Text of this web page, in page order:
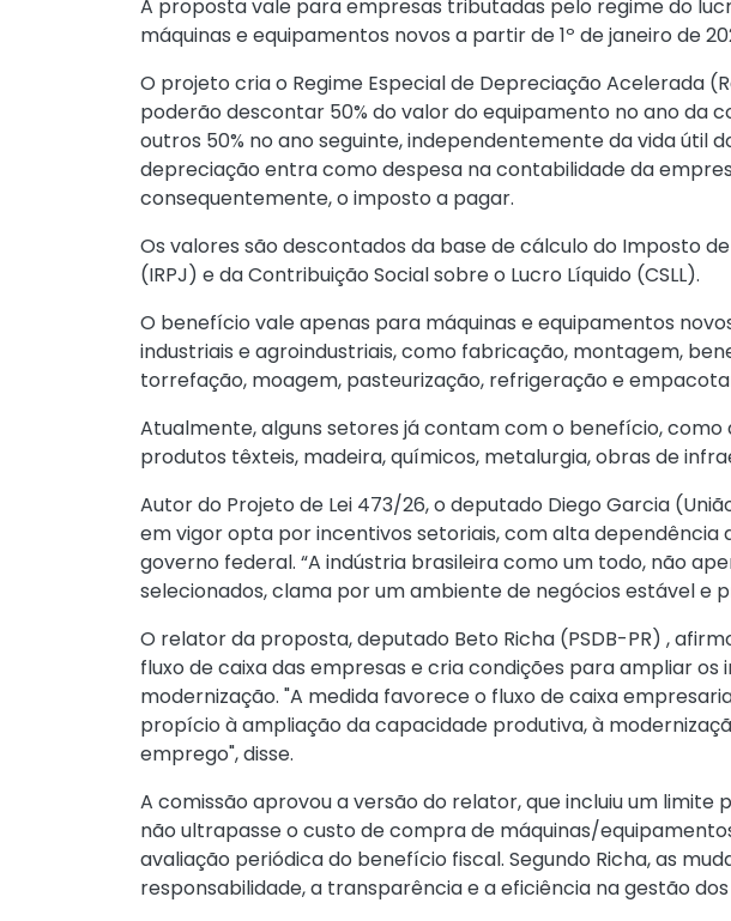
A proposta vale para empresas tributadas pelo regime do
máquinas e equipamentos novos a partir de 1º de janeiro de
O projeto cria o Regime Especial de Depreciação Acelerada
poderão descontar 50% do valor do equipamento no ano da
outros 50% no ano seguinte, independentemente da vida útil
depreciação entra como despesa na contabilidade da
consequentemente, o imposto a pagar.
Os valores são descontados da base de cálculo do Imposto
(IRPJ) e da Contribuição Social sobre o Lucro Líquido (CSLL).
O benefício vale apenas para máquinas e equipamentos
industriais e agroindustriais, como fabricação, montagem,
torrefação, moagem, pasteurização, refrigeração e
Atualmente, alguns setores já contam com o benefício,
produtos têxteis, madeira, químicos, metalurgia, obras de
Autor do Projeto de Lei 473/26, o deputado Diego Garcia
em vigor opta por incentivos setoriais, com alta dependência
governo federal. “A indústria brasileira como um todo, não
selecionados, clama por um ambiente de negócios estável e
O relator da proposta, deputado Beto Richa (PSDB-PR) ,
fluxo de caixa das empresas e cria condições para ampliar os
modernização. "A medida favorece o fluxo de caixa
propício à ampliação da capacidade produtiva, à
emprego", disse.
A comissão aprovou a versão do relator, que incluiu um limite
não ultrapasse o custo de compra de máquinas/
avaliação periódica do benefício fiscal. Segundo Richa, as
responsabilidade, a transparência e a eficiência na gestão